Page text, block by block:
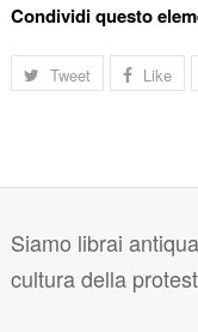
Condividi questo
Tweet Like
Siamo librai
cultura della